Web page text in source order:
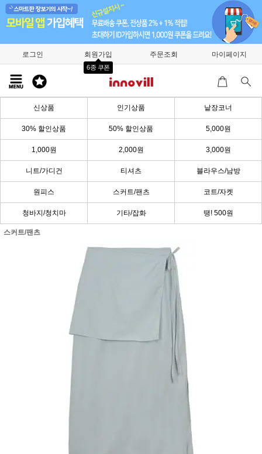
로그인 회원가입
6종 쿠폰
주문조회 마이페이지
신상품 인기상품 낱장코너
30% 할인상품 50% 할인상품 5,000원
1,000원 2,000원 3,000원
니트/가디건 티셔츠 블라우스/남방
원피스 스커트/팬츠 코트/자켓
청바지/청치마 기타/잡화 땡! 500원
스커트/팬츠